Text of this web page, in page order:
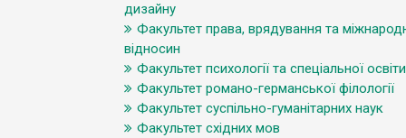
дизайну
Факультет права, врядування та
відносин
Факультет психології та спеціальної освіти
Факультет романо-германської філології
Факультет суспільно-гуманітарних наук
Факультет східних мов